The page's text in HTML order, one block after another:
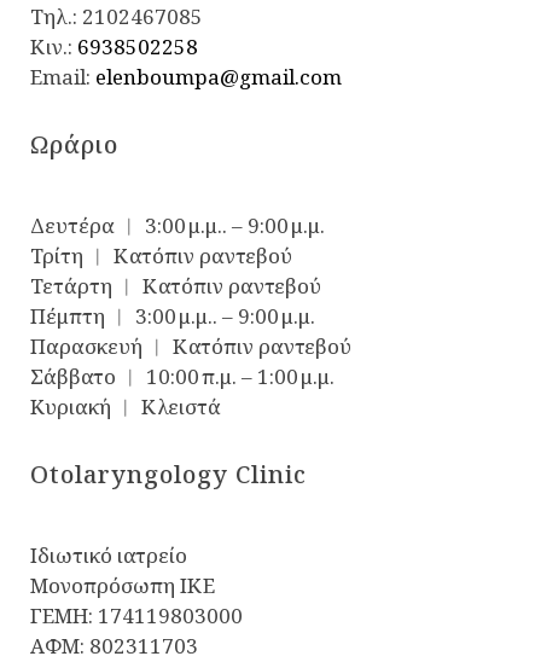
Τηλ.: 2102467085
Κιν.: 6938502258
Email: elenboumpa@gmail.com
Ωράριο
Δευτέρα ︱ 3:00 μ.μ.. – 9:00 μ.μ.
Τρίτη ︱ Κατόπιν ραντεβού
Τετάρτη ︱ Κατόπιν ραντεβού
Πέμπτη ︱ 3:00 μ.μ.. – 9:00 μ.μ.
Παρασκευή ︱ Κατόπιν ραντεβού
Σάββατο ︱ 10:00 π.μ. – 1:00 μ.μ.
Κυριακή ︱ Κλειστά
Otolaryngology Clinic
Ιδιωτικό ιατρείο
Μονοπρόσωπη ΙΚΕ
ΓΕΜΗ: 174119803000
ΑΦΜ: 802311703